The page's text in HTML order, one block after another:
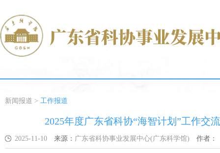
新闻报道 > 工作报道
2025年度广东省科协“海智计划”工作交
2025-11-10 来源： 广东省科协事业发展中心(广东科学馆) 作者：